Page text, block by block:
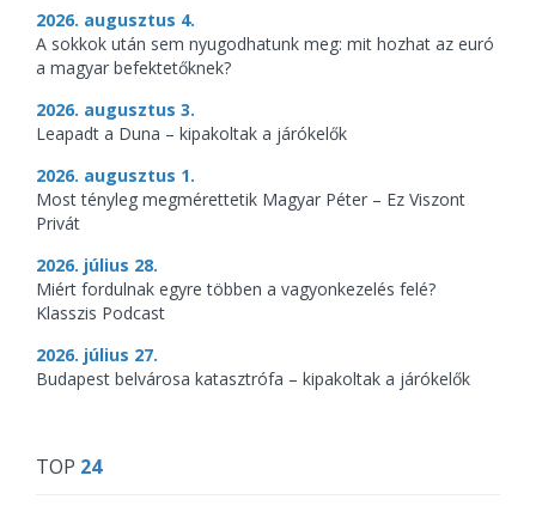
2026. augusztus 4.
A sokkok után sem nyugodhatunk meg: mit hozhat az euró
a magyar befektetőknek?
2026. augusztus 3.
Leapadt a Duna – kipakoltak a járókelők
2026. augusztus 1.
Most tényleg megmérettetik Magyar Péter – Ez Viszont
Privát
2026. július 28.
Miért fordulnak egyre többen a vagyonkezelés felé?
Klasszis Podcast
2026. július 27.
Budapest belvárosa katasztrófa – kipakoltak a járókelők
TOP 24